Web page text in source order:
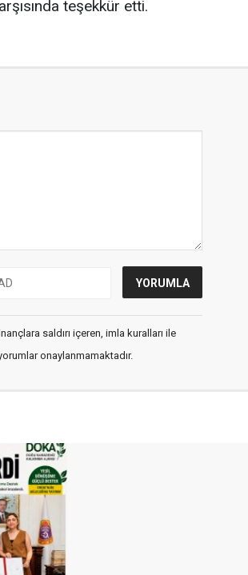
teşekkür etti.
saldırı içeren, imla kuralları ile
onaylanmamaktadır.